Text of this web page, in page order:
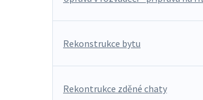
Rekonstrukce bytu
Rekontrukce zděné chaty